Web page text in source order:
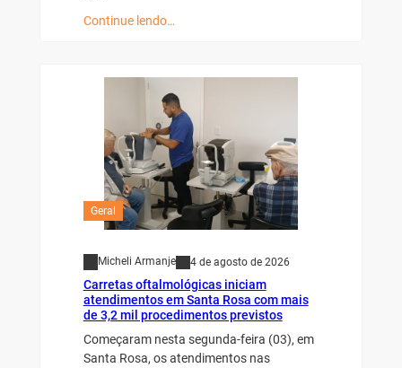
Continue lendo…
Geral
Micheli Armanje 4 de agosto de 2026
Carretas oftalmológicas iniciam
atendimentos em Santa Rosa com mais
de 3,2 mil procedimentos previstos
Começaram nesta segunda-feira (03), em
Santa Rosa, os atendimentos nas